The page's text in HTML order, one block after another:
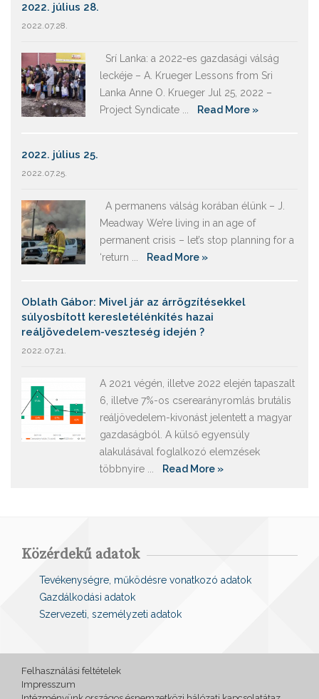
2022. július 28.
2022.07.28.
Srí Lanka: a 2022-es gazdasági válság
leckéje – A. Krueger Lessons from Sri
Lanka Anne O. Krueger Jul 25, 2022 –
Project Syndicate ...
Read More »
2022. július 25.
2022.07.25.
A permanens válság korában élünk – J.
Meadway We’re living in an age of
permanent crisis – let’s stop planning for a
‘return ...
Read More »
Oblath Gábor: Mivel jár az árrögzítésekkel
súlyosbított keresletélénkítés hazai
reáljövedelem-veszteség idején ?
2022.07.21.
A 2021 végén, illetve 2022 elején tapaszalt
6, illetve 7%-os cserearányromlás brutális
reáljövedelem-kivonást jelentett a magyar
gazdaságból. A külső egyensúly
alakulásával foglalkozó elemzések
többnyire ...
Read More »
Közérdekű adatok
Tevékenységre, működésre vonatkozó adatok
Gazdálkodási adatok
Szervezeti, személyzeti adatok
Felhasználási feltételek
Impresszum